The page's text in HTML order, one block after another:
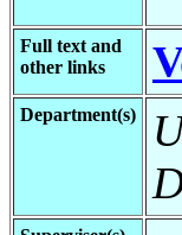
Full text and
other links
Department(s)